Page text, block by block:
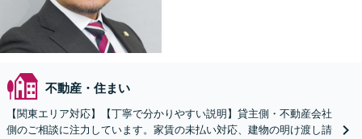
不動産・住まい
【関東エリア対応】【丁寧で分かりやすい説明】貸主側・不動産会社
側のご相談に注力しています。家賃の未払い対応、建物の明け渡し請